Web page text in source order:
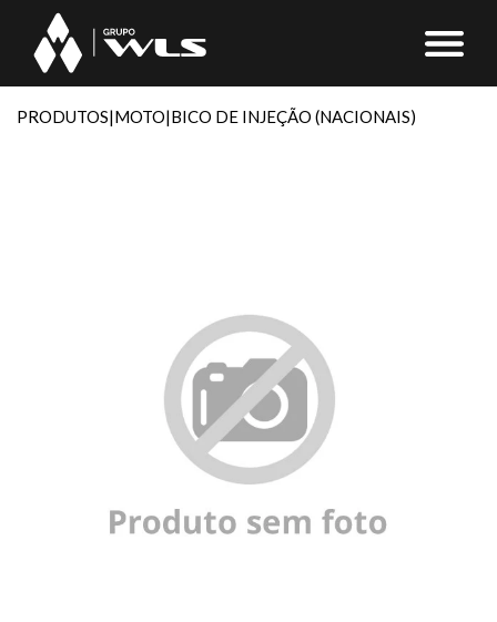
PRODUTOS|MOTO|BICO DE INJEÇÃO (NACIONAIS)